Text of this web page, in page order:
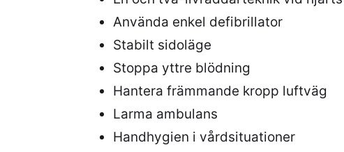
Använda enkel defibrillator
Stabilt sidoläge
Stoppa yttre blödning
Hantera främmande kropp luftväg
Larma ambulans
Handhygien i vårdsituationer